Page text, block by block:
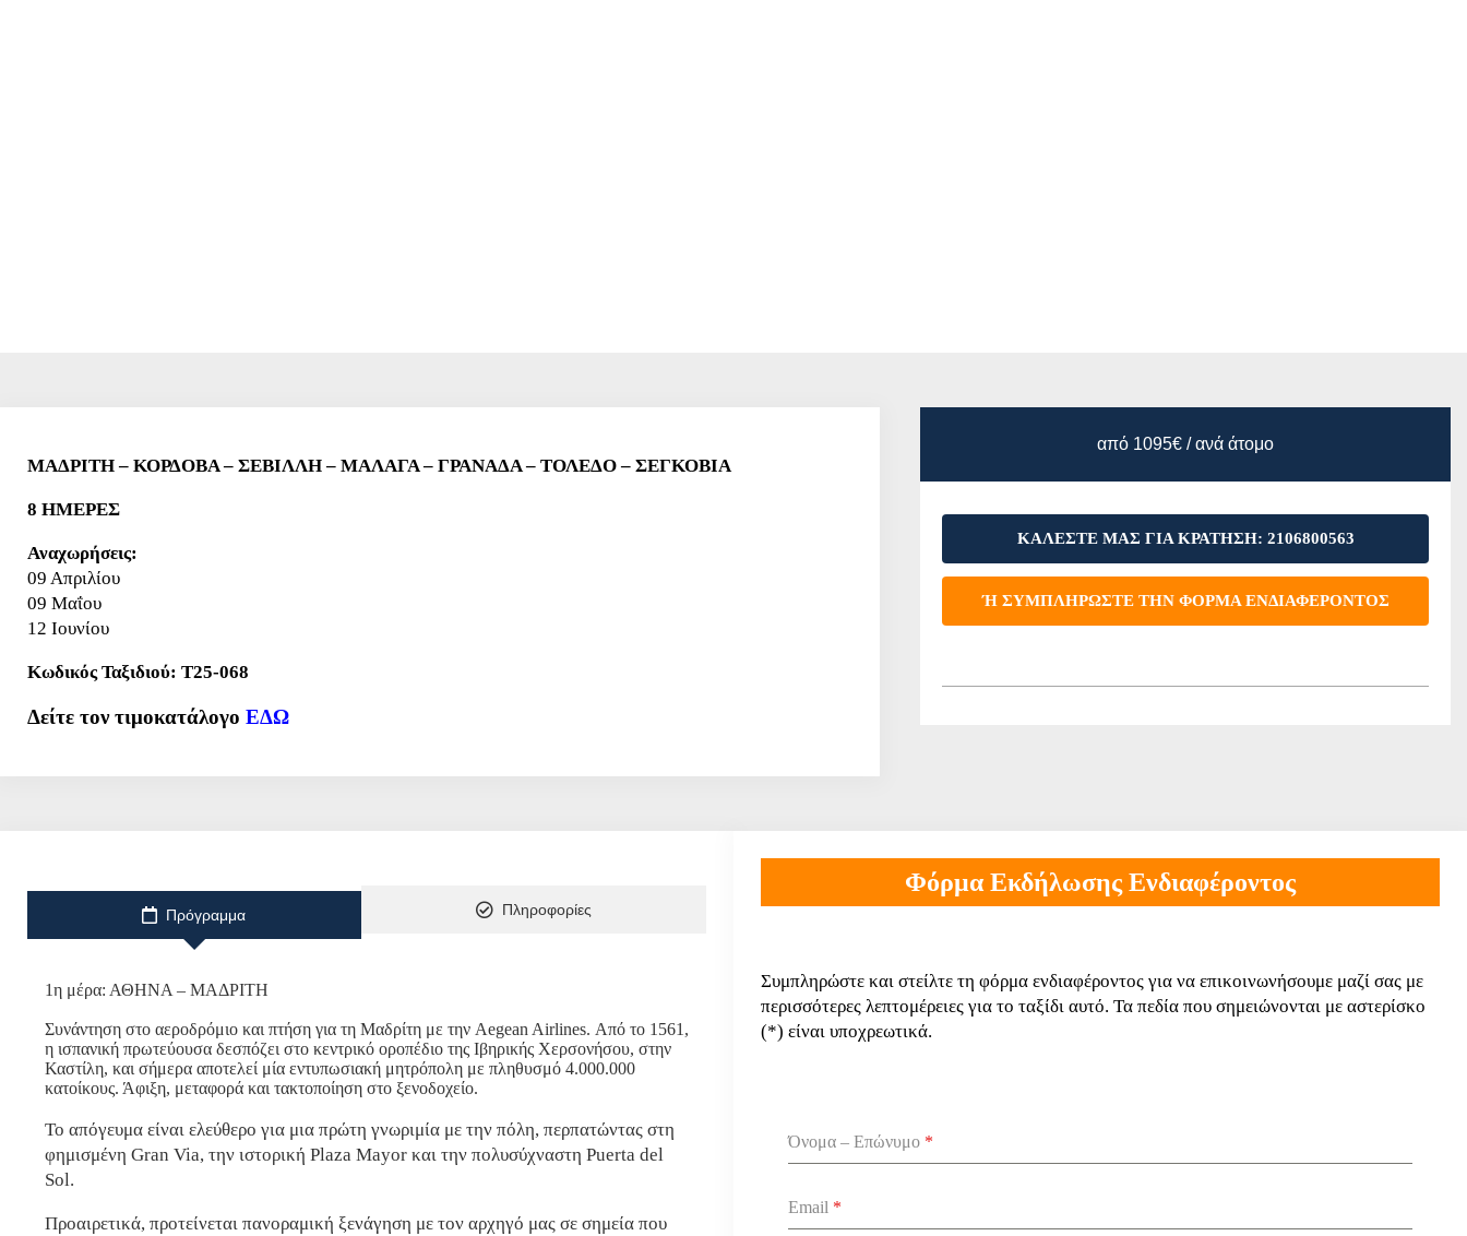
ΜΑΔΡΙΤΗ – ΚΟΡΔΟΒΑ – ΣΕΒΙΛΛΗ – ΜΑΛΑΓΑ – ΓΡΑΝΑΔΑ – ΤΟΛΕΔΟ – ΣΕΓΚΟΒΙΑ
8 ΗΜΕΡΕΣ
Αναχωρήσεις:
09 Απριλίου
09 Μαΐου
12 Ιουνίου
Κωδικός Ταξιδιού: T25-068
Δείτε τον τιμοκατάλογο ΕΔΩ
από 1095€ / ανά άτομο
ΚΑΛΕΣΤΕ ΜΑΣ ΓΙΑ ΚΡΑΤΗΣΗ: 2106800563
Ή ΣΥΜΠΛΗΡΩΣΤΕ ΤΗΝ ΦΟΡΜΑ ΕΝΔΙΑΦΕΡΟΝΤΟΣ
Πρόγραμμα Πληροφορίες
1η μέρα: ΑΘΗΝΑ – ΜΑΔΡΙΤΗ
Συνάντηση στο αεροδρόμιο και πτήση για τη Μαδρίτη με την Aegean Airlines. Από το 1561,
η ισπανική πρωτεύουσα δεσπόζει στο κεντρικό οροπέδιο της Ιβηρικής Χερσονήσου, στην
Καστίλη, και σήμερα αποτελεί μία εντυπωσιακή μητρόπολη με πληθυσμό 4.000.000
κατοίκους. Άφιξη, μεταφορά και τακτοποίηση στο ξενοδοχείο.
Το απόγευμα είναι ελεύθερο για μια πρώτη γνωριμία με την πόλη, περπατώντας στη
φημισμένη Gran Via, την ιστορική Plaza Mayor και την πολυσύχναστη Puerta del
Sol.
Προαιρετικά, προτείνεται πανοραμική ξενάγηση με τον αρχηγό μας σε σημεία που
Φόρμα Εκδήλωσης Ενδιαφέροντος
Συμπληρώστε και στείλτε τη φόρμα ενδιαφέροντος για να επικοινωνήσουμε μαζί σας με
περισσότερες λεπτομέρειες για το ταξίδι αυτό. Τα πεδία που σημειώνονται με αστερίσκο
(*) είναι υποχρεωτικά.
Όνομα – Επώνυμο *
Email *